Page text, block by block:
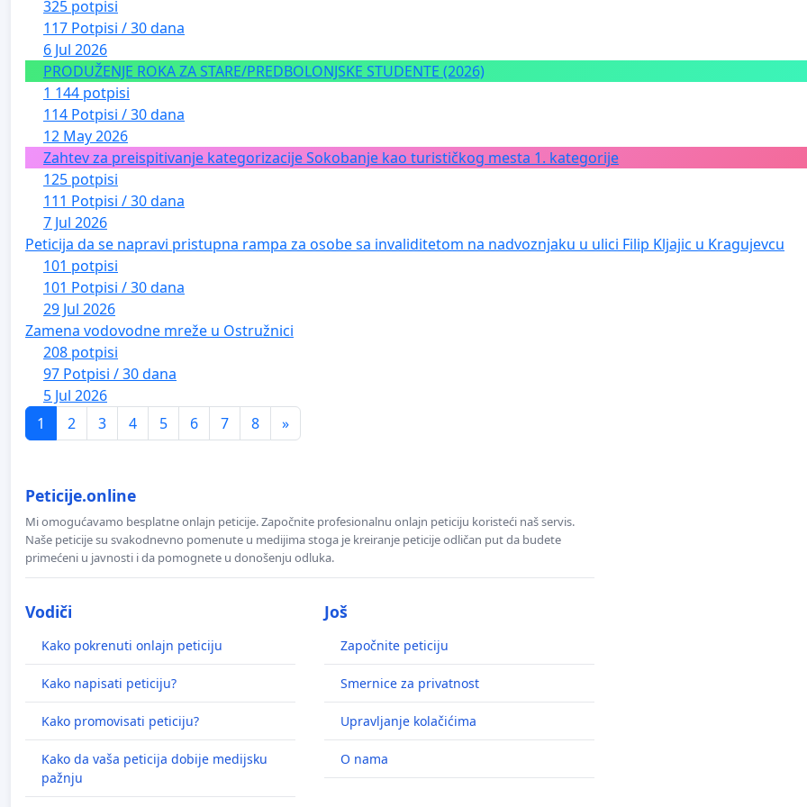
325 potpisi
117 Potpisi / 30 dana
6 Jul 2026
PRODUŽENJE ROKA ZA STARE/PREDBOLONJSKE STUDENTE (2026)
1 144 potpisi
114 Potpisi / 30 dana
12 May 2026
Zahtev za preispitivanje kategorizacije Sokobanje kao turističkog mesta 1. kategorije
125 potpisi
111 Potpisi / 30 dana
7 Jul 2026
Peticija da se napravi pristupna rampa za osobe sa invaliditetom na nadvoznjaku u ulici Filip Kljajic u Kragujevcu
101 potpisi
101 Potpisi / 30 dana
29 Jul 2026
Zamena vodovodne mreže u Ostružnici
208 potpisi
97 Potpisi / 30 dana
5 Jul 2026
1
2 3 4 5 6 7 8 »
Peticije.online
Mi omogućavamo besplatne onlajn peticije. Započnite profesionalnu onlajn peticiju koristeći naš servis.
Naše peticije su svakodnevno pomenute u medijima stoga je kreiranje peticije odličan put da budete
primećeni u javnosti i da pomognete u donošenju odluka.
Vodiči
Kako pokrenuti onlajn peticiju
Kako napisati peticiju?
Kako promovisati peticiju?
Kako da vaša peticija dobije medijsku
pažnju
Još
Započnite peticiju
Smernice za privatnost
Upravljanje kolačićima
O nama